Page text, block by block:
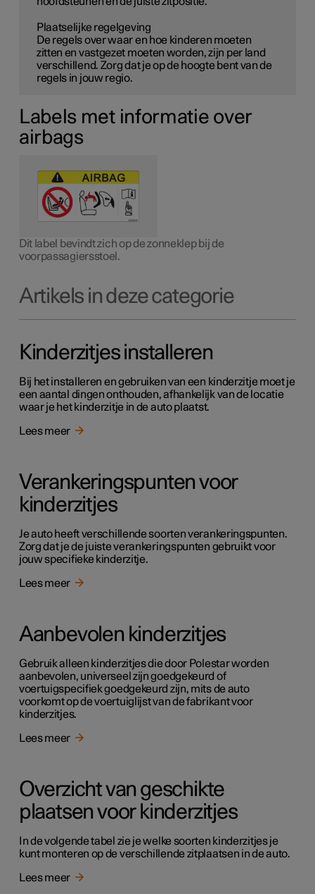
Plaatselijke regelgeving
De regels over waar en hoe kinderen moeten
zitten en vastgezet moeten worden, zijn per land
verschillend. Zorg dat je op de hoogte bent van de
regels in jouw regio.
Labels met informatie over
airbags
Dit label bevindt zich op de zonneklep bij de
voorpassagiersstoel.
Artikels in deze categorie
Kinderzitjes installeren
Bij het installeren en gebruiken van een kinderzitje moet je
een aantal dingen onthouden, afhankelijk van de locatie
waar je het kinderzitje in de auto plaatst.
Lees meer
Verankeringspunten voor
kinderzitjes
Je auto heeft verschillende soorten verankeringspunten.
Zorg dat je de juiste verankeringspunten gebruikt voor
jouw specifieke kinderzitje.
Lees meer
Aanbevolen kinderzitjes
Gebruik alleen kinderzitjes die door Polestar worden
aanbevolen, universeel zijn goedgekeurd of
voertuigspecifiek goedgekeurd zijn, mits de auto
voorkomt op de voertuiglijst van de fabrikant voor
kinderzitjes.
Lees meer
Overzicht van geschikte
plaatsen voor kinderzitjes
In de volgende tabel zie je welke soorten kinderzitjes je
kunt monteren op de verschillende zitplaatsen in de auto.
Lees meer